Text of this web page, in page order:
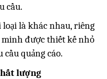
cầu.
là khác nhau, riêng
được thiết kế nhỏ
cầu quảng cáo.
lượng